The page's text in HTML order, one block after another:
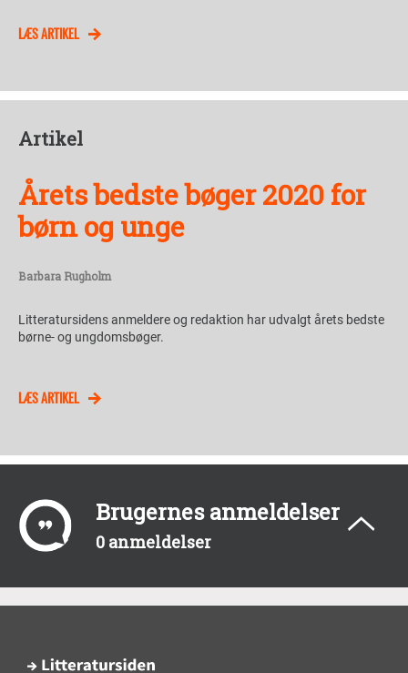
LÆS ARTIKEL
Artikel
Årets bedste bøger 2020 for
børn og unge
Barbara Rugholm
Litteratursidens anmeldere og redaktion har udvalgt årets bedste
børne- og ungdomsbøger.
LÆS ARTIKEL
Brugernes anmeldelser
0 anmeldelser